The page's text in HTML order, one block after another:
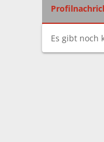
Es gibt noch